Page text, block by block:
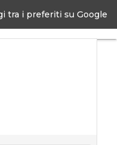
tra i preferiti su Google